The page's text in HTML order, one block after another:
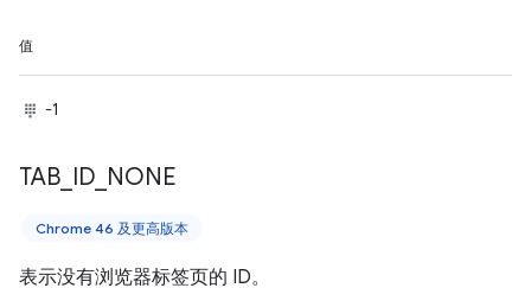
值
-1
TAB ID NONE
Chrome 46 及更高版本
表示没有浏览器标签页的 ID。